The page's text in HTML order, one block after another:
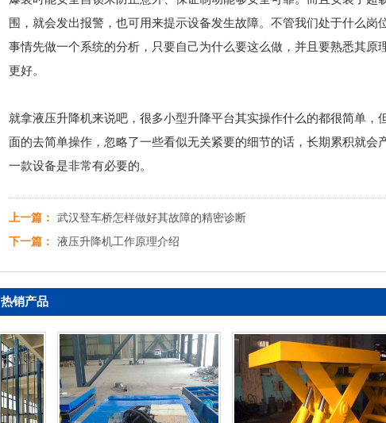
围，就会发出报警，也可用来提示设备发生故障。不管我们处于什么岗
事情先做一个系统的分析，只要自己为什么要这么做，并且要熟悉其原
更好。
就拿液压升降机来说吧，很多小型升降平台其实操作什么的都很简单，
面的去简单操作，忽略了一些看似无关紧要的细节的话，长期累积就会
一款设备是非常有必要的。
上一篇：
武汉登车桥怎样做好其故障的精密诊断
下一篇：
液压升降机工作原理介绍
热销产品